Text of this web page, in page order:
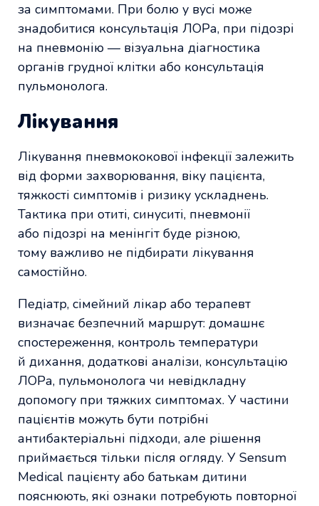
за симптомами. При болю у вусі може
знадобитися консультація ЛОРа, при підозрі
на пневмонію — візуальна діагностика
органів грудної клітки або консультація
пульмонолога.
Лікування
Лікування пневмококової інфекції залежить
від форми захворювання, віку пацієнта,
тяжкості симптомів і ризику ускладнень.
Тактика при отиті, синуситі, пневмонії
або підозрі на менінгіт буде різною,
тому важливо не підбирати лікування
самостійно.
Педіатр, сімейний лікар або терапевт
визначає безпечний маршрут: домашнє
спостереження, контроль температури
й дихання, додаткові аналізи, консультацію
ЛОРа, пульмонолога чи невідкладну
допомогу при тяжких симптомах. У частини
пацієнтів можуть бути потрібні
антибактеріальні підходи, але рішення
приймається тільки після огляду. У Sensum
Medical пацієнту або батькам дитини
пояснюють, які ознаки потребують повторної